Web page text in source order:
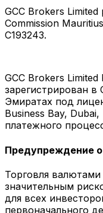
GCC Brokers Limited
Commission
C193243.
GCC Brokers
зарегистрирован
Эмиратах под
Business Bay,
платежного
Предупреждение о
Торговля валютами
значительным
для всех
первоначального